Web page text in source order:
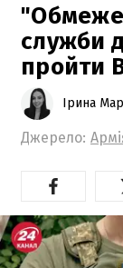
служби
пройти
Ірина
Джерело: